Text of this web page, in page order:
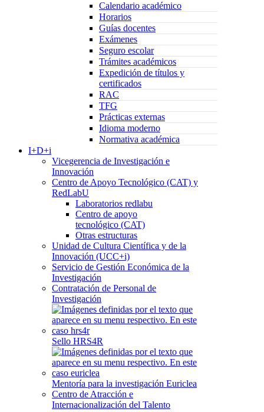
Calendario académico
Horarios
Guías docentes
Exámenes
Seguro escolar
Trámites académicos
Expedición de títulos y
certificados
RAC
TFG
Prácticas externas
Idioma moderno
Normativa académica
I+D+i
Vicegerencia de Investigación e
Innovación
Centro de Apoyo Tecnológico (CAT) y
RedLabU
Laboratorios redlabu
Centro de apoyo
tecnológico (CAT)
Otras estructuras
Unidad de Cultura Científica y de la
Innovación (UCC+i)
Servicio de Gestión Económica de la
Investigación
Contratación de Personal de
Investigación
Sello HRS4R
Mentoría para la investigación Euriclea
Centro de Atracción e
Internacionalización del Talento